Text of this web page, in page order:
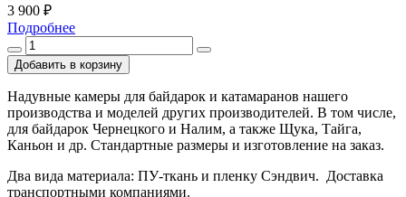
3 900 ₽
Подробнее
Надувные камеры для байдарок и катамаранов нашего
производства и моделей других производителей. В том числе,
для байдарок Чернецкого и Налим, а также Щука, Тайга,
Каньон и др. Стандартные размеры и изготовление на заказ.
Два вида материала: ПУ-ткань и пленку Сэндвич. Доставка
транспортными компаниями.